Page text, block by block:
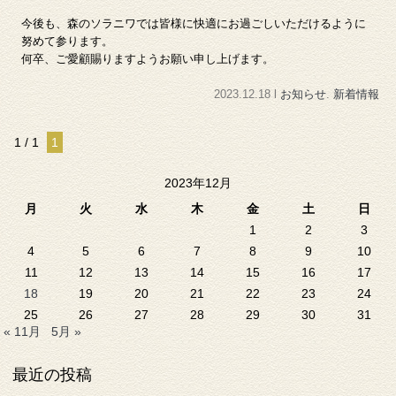
今後も、森のソラニワでは皆様に快適にお過ごしいただけるように
努めて参ります。
何卒、ご愛顧賜りますようお願い申し上げます。
2023.12.18 l お知らせ 新着情報
1 / 1 1
2023年12月
月
火 水 木 金 土
日
1
2
3
4
5 6 7 8 9
10
11
12 13 14 15 16
17
18
19 20 21 22 23
24
25
26 27 28 29 30
31
« 11月
5月 »
最近の投稿